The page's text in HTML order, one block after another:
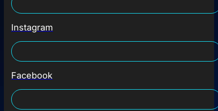
Instagram
Facebook